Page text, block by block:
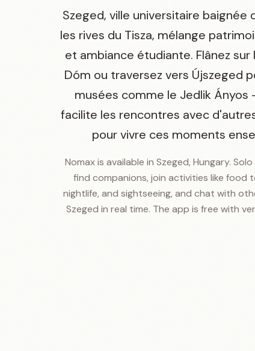
Szeged, ville universitaire baignée
les rives du Tisza, mélange
et ambiance étudiante. Flânez sur
Dóm ou traversez vers Újszeged
musées comme le Jedlik Ányos
facilite les rencontres avec
pour vivre ces moments
Nomax is available in Szeged, Hungary.
find companions, join activities like food
nightlife, and sightseeing, and chat with
Szeged in real time. The app is free with